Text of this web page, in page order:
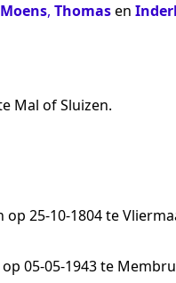
Moens, Thomasen
Mal of Sluizen.
op 25‑10‑1804te
05‑05‑1943te